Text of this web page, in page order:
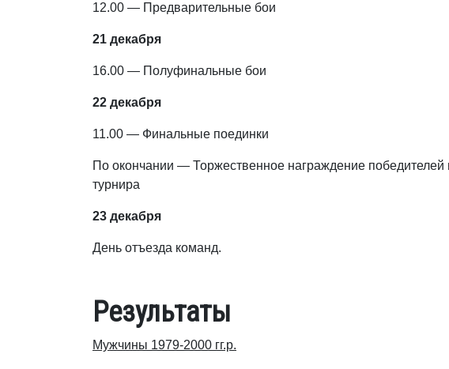
12.00 — Предварительные бои
21 декабря
16.00 — Полуфинальные бои
22 декабря
11.00 — Финальные поединки
По окончании — Торжественное награждение победителей
турнира
23 декабря
День отъезда команд.
Результаты
Мужчины 1979-2000 гг.р.